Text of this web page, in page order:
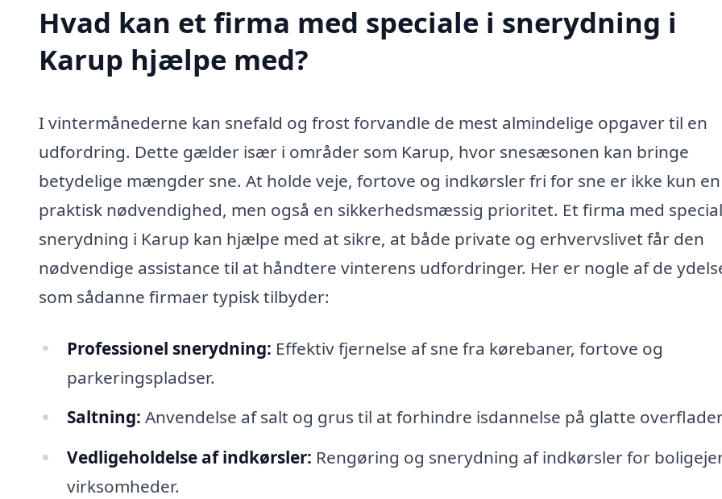
Hvad kan et firma med speciale i snerydning i
Karup hjælpe med?
I vintermånederne kan snefald og frost forvandle de mest almindelige opgaver til en
udfordring. Dette gælder især i områder som Karup, hvor snesæsonen kan bringe
betydelige mængder sne. At holde veje, fortove og indkørsler fri for sne er ikke kun en
praktisk nødvendighed, men også en sikkerhedsmæssig prioritet. Et firma med
snerydning i Karup kan hjælpe med at sikre, at både private og erhvervslivet får den
nødvendige assistance til at håndtere vinterens udfordringer. Her er nogle af de
som sådanne firmaer typisk tilbyder:
Professionel snerydning: Effektiv fjernelse af sne fra kørebaner, fortove og
parkeringspladser.
Saltning: Anvendelse af salt og grus til at forhindre isdannelse på glatte
Vedligeholdelse af indkørsler: Rengøring og snerydning af indkørsler for
virksomheder.